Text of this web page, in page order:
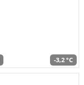
-3,2 °C